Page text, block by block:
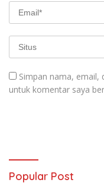
Simpan nama, email,
untuk komentar saya
Popular Post